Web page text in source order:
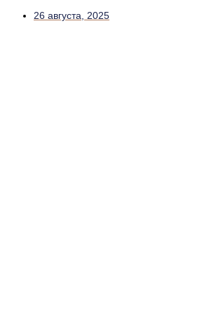
26 августа, 2025